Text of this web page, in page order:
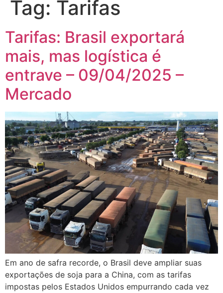
Tag: Tarifas
Tarifas: Brasil exportará
mais, mas logística é
entrave – 09/04/2025 –
Mercado
Em ano de safra recorde, o Brasil deve ampliar suas
exportações de soja para a China, com as tarifas
impostas pelos Estados Unidos empurrando cada vez